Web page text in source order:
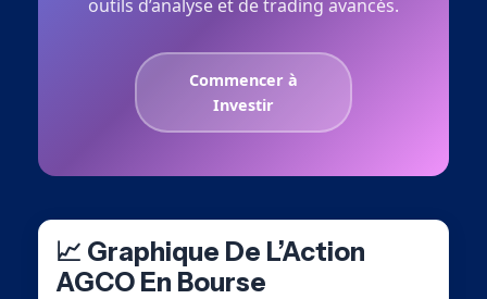
outils d’analyse et de trading avancés.
Commencer à
Investir
📈 Graphique De L’Action
AGCO En Bourse